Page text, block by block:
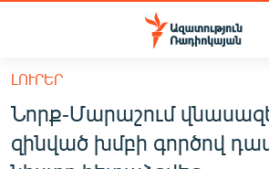
Մատչելիության
հիմնական
բովանդակությանը
Անցնել
հիմնական
ՀԱՅԱՍՏԱՆ
ՔԱՂԱՔԱԿԱՆ
ԼՈՒՐԵՐ
Նորք-Մարաշում
զինված խմբի գործով